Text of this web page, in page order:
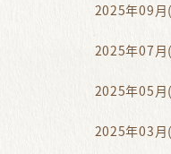
2025年09月
2025年07月
2025年05月
2025年03月